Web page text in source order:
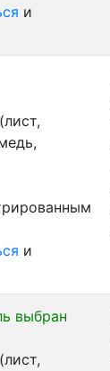
и
и
выбран